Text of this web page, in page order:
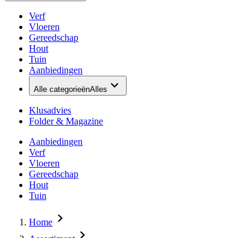
Verf
Vloeren
Gereedschap
Hout
Tuin
Aanbiedingen
Alle categorieënAlles
Klusadvies
Folder & Magazine
Aanbiedingen
Verf
Vloeren
Gereedschap
Hout
Tuin
Home